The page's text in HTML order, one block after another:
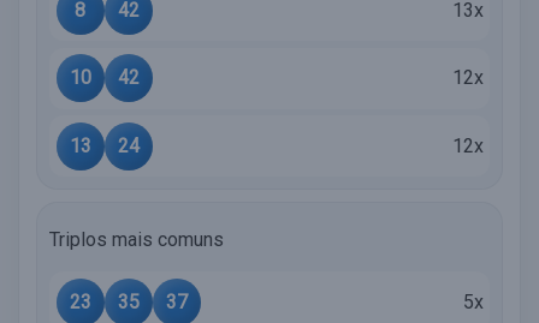
8 42 13x
10 42 12x
13 24 12x
Triplos mais comuns
23 35 37 5x